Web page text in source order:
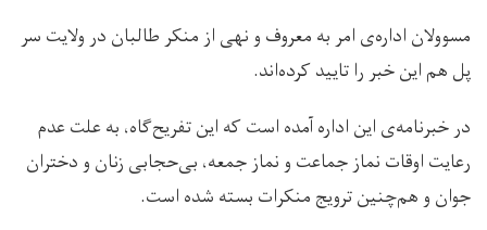
مسوولان اداره‌ی امر به معروف و نهی از منکر طالبان در ولایت سر
پل هم این خبر را تایید کرده‌اند.
در خبرنامه‌ی این اداره آمده است که این تفریح‌گاه، به علت عدم
رعایت اوقات نماز جماعت و نماز جمعه، بی‌حجابی زنان و دختران
جوان و هم‌چنین ترویج منکرات بسته شده است.